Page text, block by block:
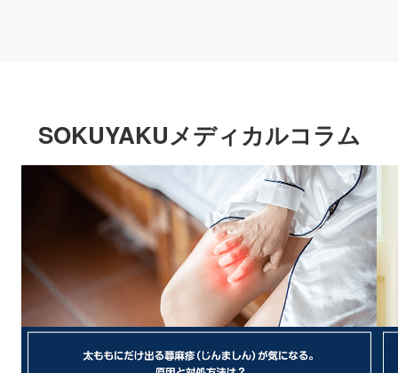
SOKUYAKUメディカルコラム